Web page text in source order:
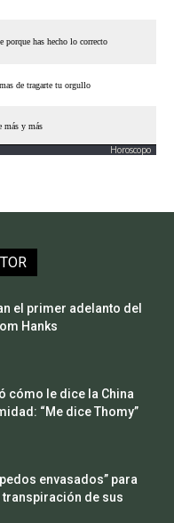
Horoscopo
el primer adelanto del
Hanks
cómo le dice la China
“Me dice Thomy”
envasados” para
de sus